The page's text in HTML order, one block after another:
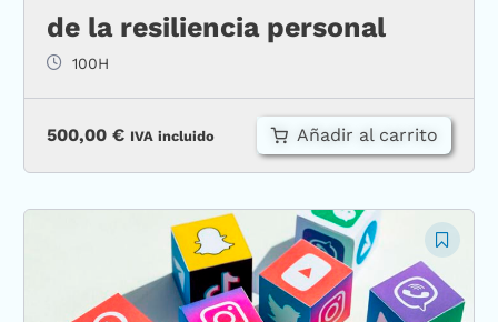
de la resiliencia personal
100H
500,00 € IVA incluido Añadir al carrito